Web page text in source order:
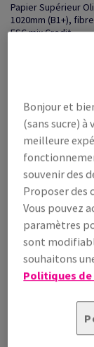
Papier Supérieur
1020mm (B1+),
FSC mix Credit
Promotions:
Prix TTC
22,21%
WEB Prix
€ 1 181,32
/ 1 000 feuille(s)
(110 kg )
paquet(s)
Bonjour et
(sans sucre)
meilleure
souvenir des
Proposer des
Vous pouvez
paramètres
sont
souhaitons
Politiques de